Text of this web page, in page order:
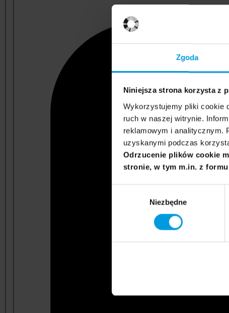
Zgoda
Niniejsza strona korzysta z
Wykorzystujemy pliki cookie
ruch w naszej witrynie.
reklamowym i analitycznym.
uzyskanymi podczas
Odrzucenie plików cookie
stronie, w tym m.in. z
Niezbędne